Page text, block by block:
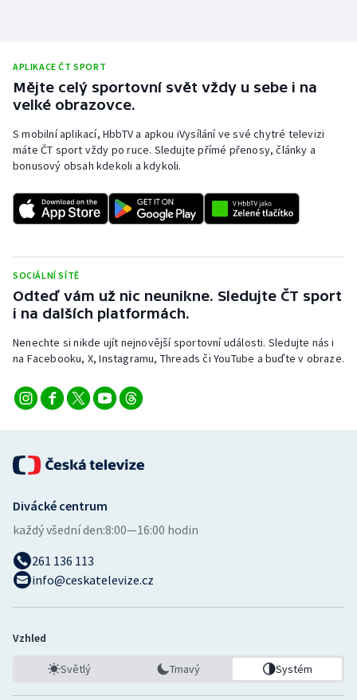
Plavání
Plážový volejbal
Ragby
Rychlobruslení
Short track
Sportovní střelba
Stolní tenis
Triatlon
Veslování
Vodní slalom
Volejbal
APLIKACE ČT SPORT
Mějte celý sportovní svět vždy u sebe i na
velké obrazovce.
S mobilní aplikací, HbbTV a apkou iVysílání ve své chytré televizi
máte ČT sport vždy po ruce. Sledujte přímé přenosy, články a
bonusový obsah kdekoli a kdykoli.
SOCIÁLNÍ SÍTĚ
Odteď vám už nic neunikne. Sledujte ČT sport
i na dalších platformách.
Nenechte si nikde ujít nejnovější sportovní události. Sledujte nás i
na Facebooku, X, Instagramu, Threads či YouTube a buďte v obraze.
Divácké centrum
každý všední den:8:00—16:00 hodin
261 136 113
info@ceskatelevize.cz
Vzhled
Světlý Tmavý Systém